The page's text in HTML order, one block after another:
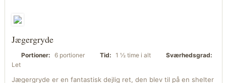
Jægergryde
Portioner: 6 portioner Tid: 1 ½ time i alt
Sværhedsgrad:
Let
Jægergryde er en fantastisk dejlig ret, den blev til på en shelter